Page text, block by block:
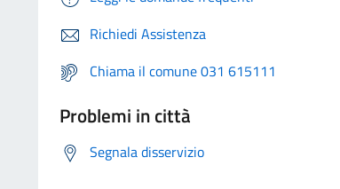
Richiedi Assistenza
Chiama il comune 031 615111
Problemi in città
Segnala disservizio